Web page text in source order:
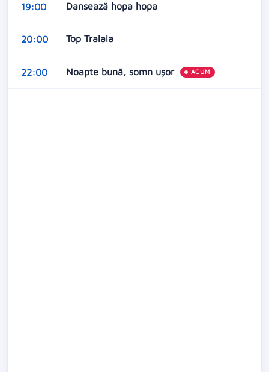
19:00 Dansează hopa hopa
20:00 Top Tralala
22:00 Noapte bună, somn ușor ACUM